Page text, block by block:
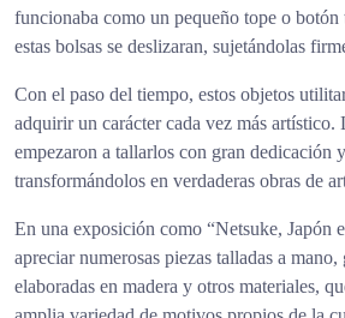
funcionaba como un pequeño tope o
estas bolsas se deslizaran, sujetándolas
Con el paso del tiempo, estos objetos
adquirir un carácter cada vez más artístico.
empezaron a tallarlos con gran dedicación
transformándolos en verdaderas obras de
En una exposición como “Netsuke, Japón
apreciar numerosas piezas talladas a mano,
elaboradas en madera y otros materiales,